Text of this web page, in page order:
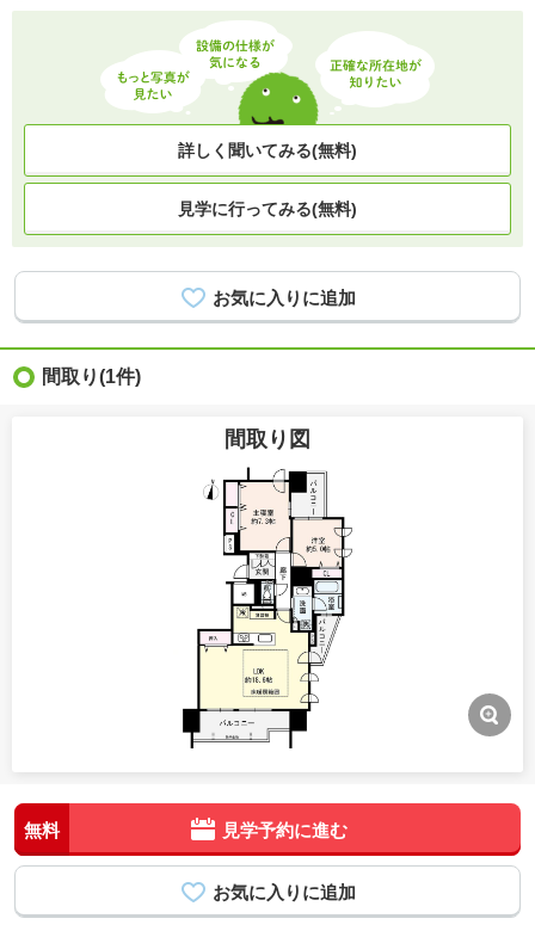
詳しく聞いてみる(無料)
見学に行ってみる(無料)
間取り(1件)
間取り図
無料 見学予約に進む